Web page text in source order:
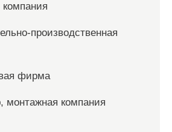
производственная
фирма
монтажная компания